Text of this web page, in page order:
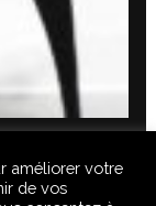
améliorer votre
de vos